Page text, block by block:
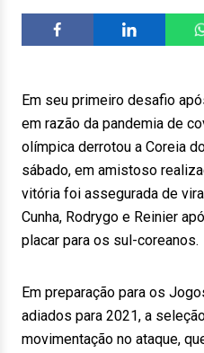
Em seu primeiro desafio
em razão da pandemia de
olímpica derrotou a Coreia
sábado, em amistoso
vitória foi assegurada de
Cunha, Rodrygo e Reinier
placar para os sul-coreanos.
Em preparação para os
adiados para 2021, a
movimentação no ataque,